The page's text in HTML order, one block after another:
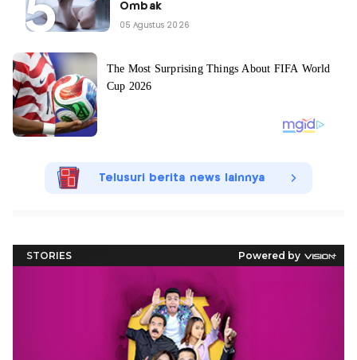
Ombak
05 Agustus 2026
Telusuri berita news lainnya